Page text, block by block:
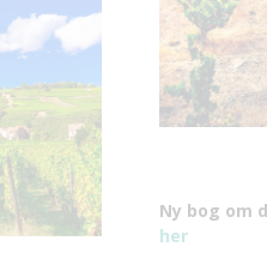
Ny bog om
her